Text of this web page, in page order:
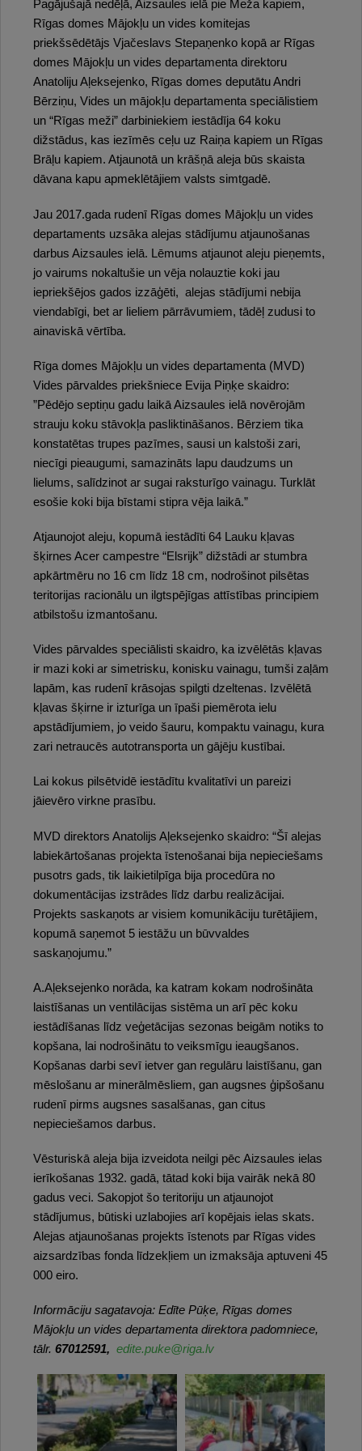
Pagājušajā nedēļā, Aizsaules ielā pie Meža kapiem,
Rīgas domes Mājokļu un vides komitejas
priekšsēdētājs Vjačeslavs Stepaņenko kopā ar Rīgas
domes Mājokļu un vides departamenta direktoru
Anatoliju Aļeksejenko, Rīgas domes deputātu Andri
Bērziņu, Vides un mājokļu departamenta speciālistiem
un “Rīgas meži” darbiniekiem iestādīja 64 koku
dižstādus, kas iezīmēs ceļu uz Raiņa kapiem un Rīgas
Brāļu kapiem. Atjaunotā un krāšņā aleja būs skaista
dāvana kapu apmeklētājiem valsts simtgadē.
Jau 2017.gada rudenī Rīgas domes Mājokļu un vides
departaments uzsāka alejas stādījumu atjaunošanas
darbus Aizsaules ielā. Lēmums atjaunot aleju pieņemts,
jo vairums nokaltušie un vēja nolauztie koki jau
iepriekšējos gados izzāģēti, alejas stādījumi nebija
viendabīgi, bet ar lieliem pārrāvumiem, tādēļ zudusi to
ainaviskā vērtība.
Rīga domes Mājokļu un vides departamenta (MVD)
Vides pārvaldes priekšniece Evija Piņķe skaidro:
”Pēdējo septiņu gadu laikā Aizsaules ielā novērojām
strauju koku stāvokļa pasliktināšanos. Bērziem tika
konstatētas trupes pazīmes, sausi un kalstoši zari,
niecīgi pieaugumi, samazināts lapu daudzums un
lielums, salīdzinot ar sugai raksturīgo vainagu. Turklāt
esošie koki bija bīstami stipra vēja laikā.”
Atjaunojot aleju, kopumā iestādīti 64 Lauku kļavas
šķirnes Acer campestre “Elsrijk” dižstādi ar stumbra
apkārtmēru no 16 cm līdz 18 cm, nodrošinot pilsētas
teritorijas racionālu un ilgtspējīgas attīstības principiem
atbilstošu izmantošanu.
Vides pārvaldes speciālisti skaidro, ka izvēlētās kļavas
ir mazi koki ar simetrisku, konisku vainagu, tumši zaļām
lapām, kas rudenī krāsojas spilgti dzeltenas. Izvēlētā
kļavas šķirne ir izturīga un īpaši piemērota ielu
apstādījumiem, jo veido šauru, kompaktu vainagu, kura
zari netraucēs autotransporta un gājēju kustībai.
Lai kokus pilsētvidē iestādītu kvalitatīvi un pareizi
jāievēro virkne prasību.
MVD direktors Anatolijs Aļeksejenko skaidro: “Šī alejas
labiekārtošanas projekta īstenošanai bija nepieciešams
pusotrs gads, tik laikietilpīga bija procedūra no
dokumentācijas izstrādes līdz darbu realizācijai.
Projekts saskaņots ar visiem komunikāciju turētājiem,
kopumā saņemot 5 iestāžu un būvvaldes
saskaņojumu.”
A.Aļeksejenko norāda, ka katram kokam nodrošināta
laistīšanas un ventilācijas sistēma un arī pēc koku
iestādīšanas līdz veģetācijas sezonas beigām notiks to
kopšana, lai nodrošinātu to veiksmīgu ieaugšanos.
Kopšanas darbi sevī ietver gan regulāru laistīšanu, gan
mēslošanu ar minerālmēsliem, gan augsnes ģipšošanu
rudenī pirms augsnes sasalšanas, gan citus
nepieciešamos darbus.
Vēsturiskā aleja bija izveidota neilgi pēc Aizsaules ielas
ierīkošanas 1932. gadā, tātad koki bija vairāk nekā 80
gadus veci. Sakopjot šo teritoriju un atjaunojot
stādījumus, būtiski uzlabojies arī kopējais ielas skats.
Alejas atjaunošanas projekts īstenots par Rīgas vides
aizsardzības fonda līdzekļiem un izmaksāja aptuveni 45
000 eiro.
Informāciju sagatavoja: Edīte Pūķe, Rīgas domes
Mājokļu un vides departamenta direktora padomniece,
tālr. 67012591, edite.puke@riga.lv